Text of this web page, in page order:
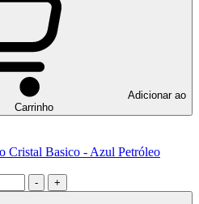
Carrinho
Cristal Basico - Azul Petróleo
- +